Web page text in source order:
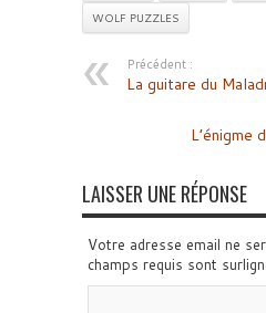
WOLF PUZZLES
Précédent :
La guitare du
L’énigme
LAISSER UNE RÉPONSE
Votre adresse email ne
champs requis sont